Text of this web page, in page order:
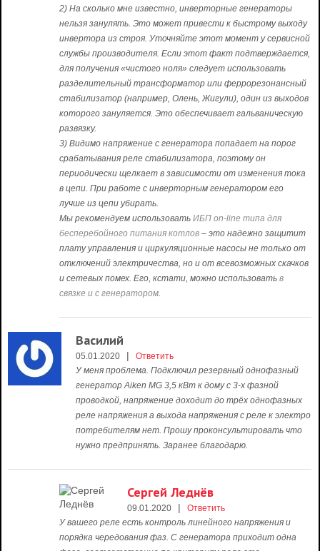
2) На сколько мне известно, инверторные генераторы
нельзя занулять. Это может привести к быстрому выходу
инвертора из строя. Уточняйте этот момент у сервисной
службы производителя. Если этот факт подтверждается,
для получения «чистого ноля» следует использовать
разделительный трансформатор или феррорезонансный
стабилизатор (например, Олень, Жигули), один из выходов
которого зануляется. Это обеспечивает гальваническую
развязку.
3) Видимо напряжение с генератора попадает на порог
срабатывания реле стабилизатора, поэтому он
периодически щелкает в зависимости от изменения тока
в цепи. При работе с инверторным генератором его
лучше из цепи убирать.
Мы рекомендуем использоватьИБП on-line типа для
бесперебойного питания котлов – это надежно защитит
плату управления и циркуляционные насосы не только от
отключений электричества, но и от всевозможных скачков
и сетевых помех. Его, кстати, можно использоватьв
связке и с генератором.
Василий
05.01.2020 |
Ответить
У меня проблема. Подключил резервный однофазный
генератор Aiken MG 3,5 кВт к дому с 3-х фазной
проводкой, напряжение доходит до трёх однофазных
реле напряжения а выхода напряжения с реле к электро
потребителям нет. Прошу проконсультировать что
нужно предпринять. Заранее благодарю.
Сергей Леднёв
09.01.2020 |
Ответить
У вашего реле есть контроль линейного напряжения и
порядка чередования фаз. С генератора приходит одна